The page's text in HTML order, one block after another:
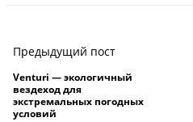
Предыдущий пост
Venturi — экологичный
вездеход для
экстремальных погодных
условий